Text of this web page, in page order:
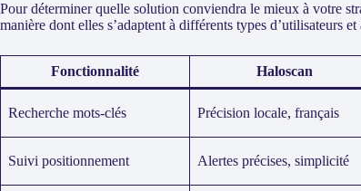
Pour déterminer quelle solution conviendra le mieux à votre
manière dont elles s’adaptent à différents types d’utilisateurs et
Fonctionnalité Haloscan
Recherche mots-clés Précision locale, français
Suivi positionnement Alertes précises, simplicité